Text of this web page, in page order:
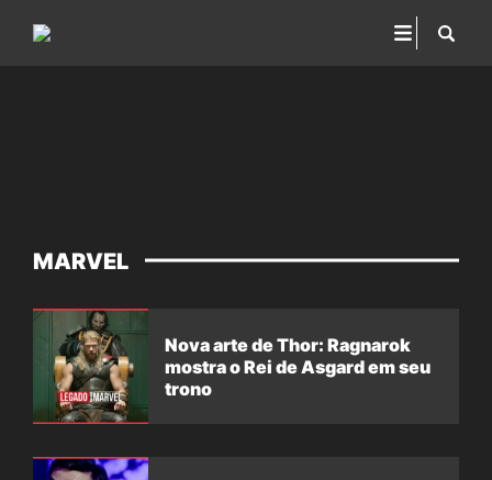
MARVEL
Nova arte de Thor: Ragnarok
mostra o Rei de Asgard em seu
trono